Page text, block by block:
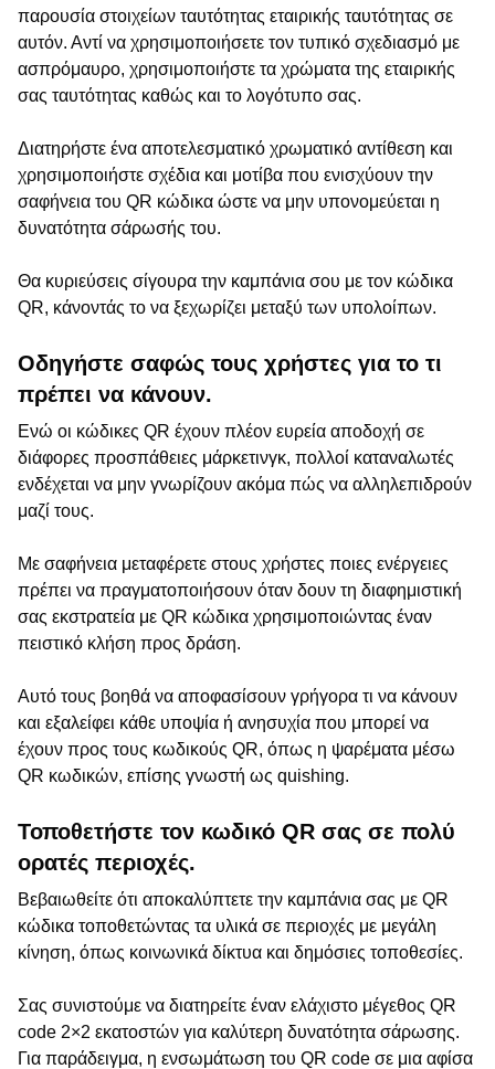
παρουσία στοιχείων ταυτότητας εταιρικής ταυτότητας σε
αυτόν. Αντί να χρησιμοποιήσετε τον τυπικό σχεδιασμό με
ασπρόμαυρο, χρησιμοποιήστε τα χρώματα της εταιρικής
σας ταυτότητας καθώς και το λογότυπο σας.
Διατηρήστε ένα αποτελεσματικό χρωματικό αντίθεση και
χρησιμοποιήστε σχέδια και μοτίβα που ενισχύουν την
σαφήνεια του QR κώδικα ώστε να μην υπονομεύεται η
δυνατότητα σάρωσής του.
Θα κυριεύσεις σίγουρα την καμπάνια σου με τον κώδικα
QR, κάνοντάς το να ξεχωρίζει μεταξύ των υπολοίπων.
Οδηγήστε σαφώς τους χρήστες για το τι
πρέπει να κάνουν.
Ενώ οι κώδικες QR έχουν πλέον ευρεία αποδοχή σε
διάφορες προσπάθειες μάρκετινγκ, πολλοί καταναλωτές
ενδέχεται να μην γνωρίζουν ακόμα πώς να αλληλεπιδρούν
μαζί τους.
Με σαφήνεια μεταφέρετε στους χρήστες ποιες ενέργειες
πρέπει να πραγματοποιήσουν όταν δουν τη διαφημιστική
σας εκστρατεία με QR κώδικα χρησιμοποιώντας έναν
πειστικό κλήση προς δράση.
Αυτό τους βοηθά να αποφασίσουν γρήγορα τι να κάνουν
και εξαλείφει κάθε υποψία ή ανησυχία που μπορεί να
έχουν προς τους κωδικούς QR, όπως η ψαρέματα μέσω
QR κωδικών, επίσης γνωστή ως quishing.
Τοποθετήστε τον κωδικό QR σας σε πολύ
ορατές περιοχές.
Βεβαιωθείτε ότι αποκαλύπτετε την καμπάνια σας με QR
κώδικα τοποθετώντας τα υλικά σε περιοχές με μεγάλη
κίνηση, όπως κοινωνικά δίκτυα και δημόσιες τοποθεσίες.
Σας συνιστούμε να διατηρείτε έναν ελάχιστο μέγεθος QR
code 2×2 εκατοστών για καλύτερη δυνατότητα σάρωσης.
Για παράδειγμα, η ενσωμάτωση του QR code σε μια αφίσα